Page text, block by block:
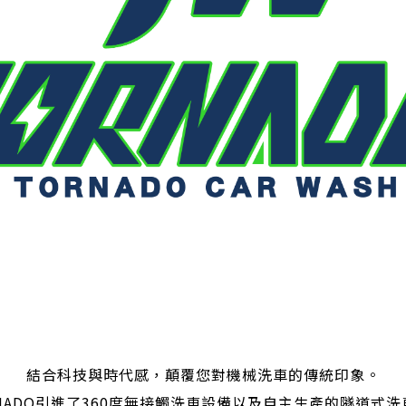
結合科技與時代感，顛覆您對機械洗車的傳統印象。